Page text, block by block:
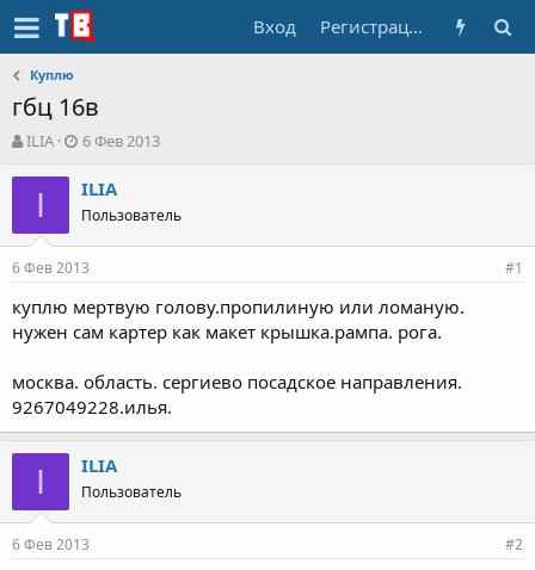
Вход Регистрация
Куплю
гбц 16в
А
т
т
е
ы
ILIA
Д
т
н
а
ч
л
а
6 Фев 2013
I ILIA
Пользователь
6 Фев 2013 #1
куплю мертвую голову.пропилиную или ломаную.
нужен сам картер как макет крышка.рампа. рога.
москва. область. сергиево посадское направления.
9267049228.илья.
I ILIA
Пользователь
6 Фев 2013 #2